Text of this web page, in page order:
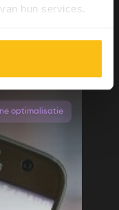
hun services.
optimalisatie